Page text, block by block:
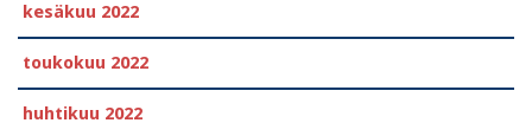
kesäkuu 2022
toukokuu 2022
huhtikuu 2022